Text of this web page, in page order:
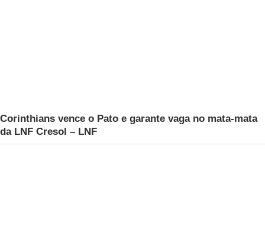
Corinthians vence o Pato e garante vaga no mata-mata
da LNF Cresol – LNF